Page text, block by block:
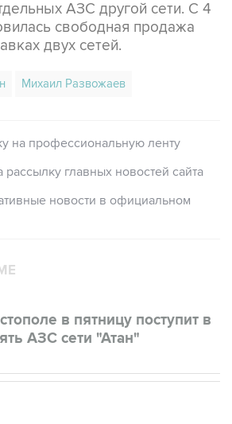
АЗС другой сети. С 4
свободная продажа
двух сетей.
Михаил Развожаев
на профессиональную ленту
рассылку главных новостей сайта
новости в официальном
в пятницу поступит в
АЗС сети "Атан"